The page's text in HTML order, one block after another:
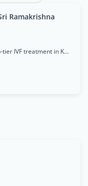
Ramakrishna
Embark on your fertility journey with top-tier IVF treatment in Kenya. Our dedicated specialists provide cutting-edge reproductive solutions, personalized care, and unwavering support. Explore our sta, Nairobi, Nairobi Area